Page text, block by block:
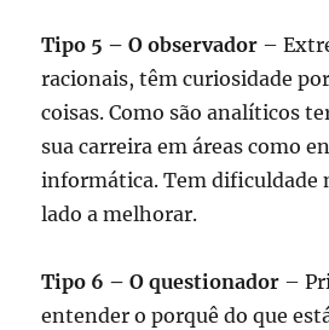
Tipo 5 – O observador –
racionais, têm curiosidade
coisas. Como são analíticos
sua carreira em áreas como
informática. Tem dificuldade
lado a melhorar.
Tipo 6 – O questionador –
entender o porquê do que